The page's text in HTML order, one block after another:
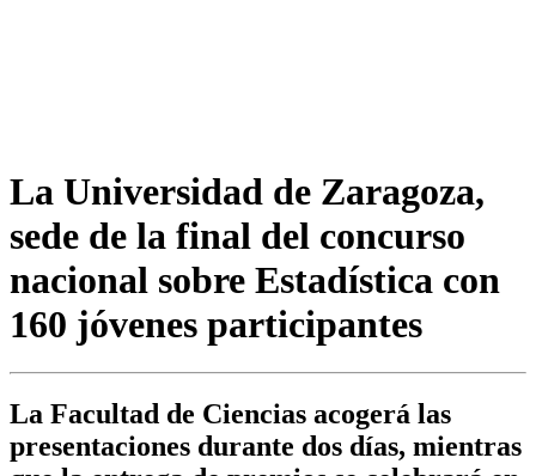
La Universidad de Zaragoza,
sede de la final del concurso
nacional sobre Estadística con
160 jóvenes participantes
La Facultad de Ciencias acogerá las
presentaciones durante dos días, mientras